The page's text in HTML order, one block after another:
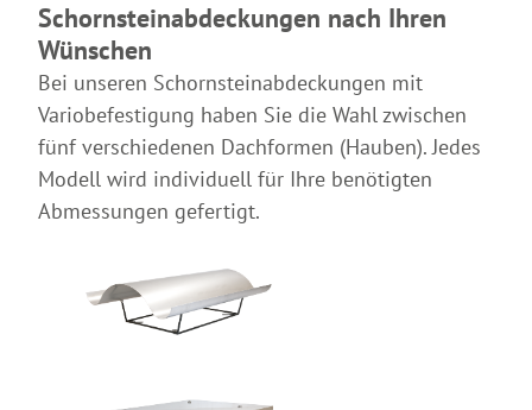
Schornsteinabdeckungen nach Ihren
Wünschen
Bei unseren Schornsteinabdeckungen mit
Variobefestigung haben Sie die Wahl zwischen
fünf verschiedenen Dachformen (Hauben). Jedes
Modell wird individuell für Ihre benötigten
Abmessungen gefertigt.